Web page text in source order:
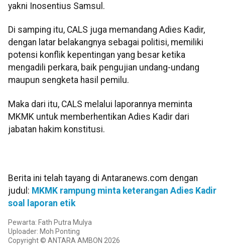
yakni Inosentius Samsul.
Di samping itu, CALS juga memandang Adies Kadir,
dengan latar belakangnya sebagai politisi, memiliki
potensi konflik kepentingan yang besar ketika
mengadili perkara, baik pengujian undang-undang
maupun sengketa hasil pemilu.
Maka dari itu, CALS melalui laporannya meminta
MKMK untuk memberhentikan Adies Kadir dari
jabatan hakim konstitusi.
Berita ini telah tayang di Antaranews.com dengan
judul: MKMK rampung minta keterangan Adies Kadir
soal laporan etik
Pewarta: Fath Putra Mulya
Uploader: Moh Ponting
Copyright © ANTARA AMBON 2026